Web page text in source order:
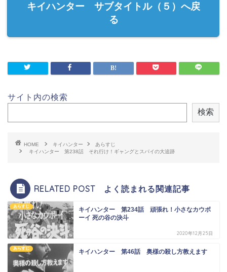
キイハンター サブタイトル（５）へ戻
る
サイト内の検索
検索
HOME キイハンター
あらすじ
キイハンター 第238話 それ行け！ギャングとスパイの大追跡
RELATED POST よく読まれる関連記事
あらすじ
キイハンター 第234話 頑張れ！小さなカウボ
ーイ 死の谷の決斗
2020年12月25日
あらすじ キイハンター 第46話 奥様の殺し方教えます